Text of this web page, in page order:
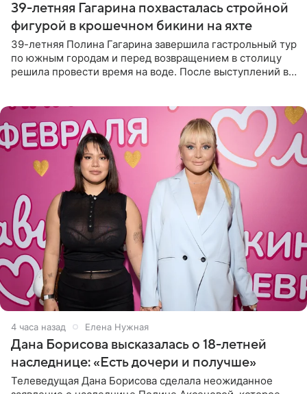
39-летняя Гагарина похвасталась стройной
фигурой в крошечном бикини на яхте
39-летняя Полина Гагарина завершила гастрольный тур
по южным городам и перед возвращением в столицу
решила провести время на воде. После выступлений в
4 часа назад Елена Нужная
Дана Борисова высказалась о 18-летней
наследнице: «Есть дочери и получше»
Телеведущая Дана Борисова сделала неожиданное